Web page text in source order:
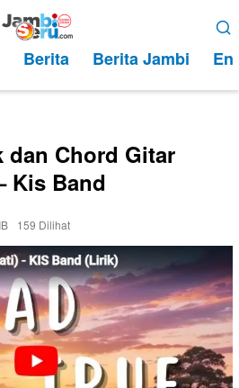
Berita Berita Jambi
dan Chord Gitar
Kis Band
159 Dilihat